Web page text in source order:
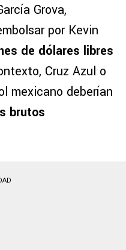
Grova,
por Kevin
de dólares libres
Cruz Azul o
mexicano deberían
brutos